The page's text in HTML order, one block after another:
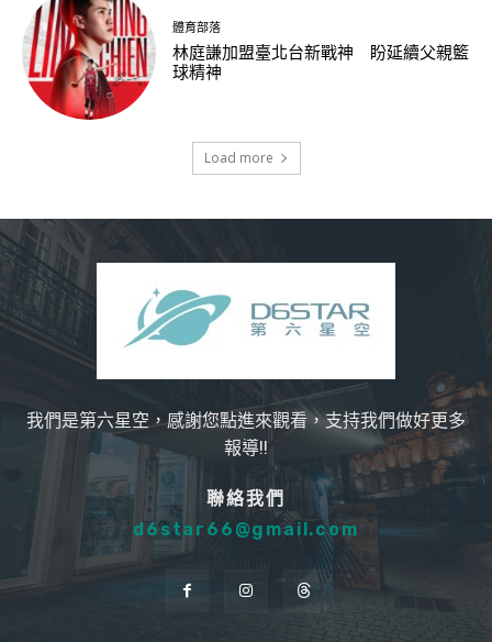
體育部落
林庭謙加盟臺北台新戰神 盼延續父親籃
球精神
Load more
我們是第六星空，感謝您點進來觀看，支持我們做好更多
報導!!
聯絡我們
d6star66@gmail.com